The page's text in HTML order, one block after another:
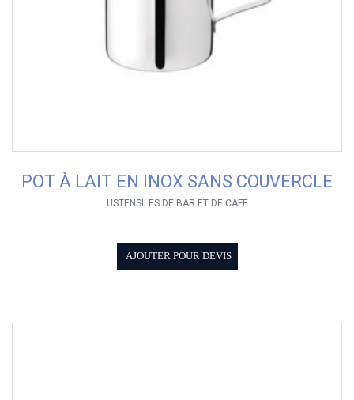
POT À LAIT EN INOX SANS COUVERCLE
USTENSILES DE BAR ET DE CAFE
AJOUTER POUR DEVIS